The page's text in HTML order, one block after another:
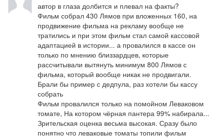
автор в глаза долбится и плевал на факты?
Фильм собрал 430 Лямов при вложенных 160, на
продвижение фильма на рекламу вообще не
тратились и при этом фильм стал самой кассовой
адаптацией в истории... а провалился в кассе он
только по мнению близзардцев, которые
рассчитывали вытянуть минимум 800 Лямов с
фильма, который вообще никак не продвигали.
Брали бы пример с дедпула, раз хотели бы кассу
собрать
Фильм провалился только на помойном Леваковом
томате, На котором чёрная пантера 99% набирала...
Зрительская оценка весьма высокая. Сразу было
понятно что леваковые томаты топили фильм